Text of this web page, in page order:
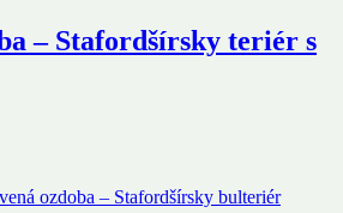
– Stafordšírsky teriér s